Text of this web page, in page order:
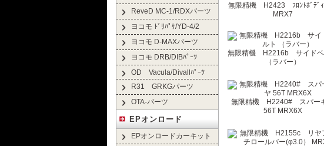
ReveD MC-1/RDXパーツ
ヨコモ ﾄﾞﾘﾊﾟｹ/YD-4/2
ヨコモ D-MAXパーツ
ヨコモ DRB/DIBﾊﾟｰﾂ
OD Vacula/Divallﾊﾟｰﾂ
R31 GRKGパーツ
OTA-パーツ
EPオンロード
EPオンロードカーキット
無限精機 H2423 ﾌﾛﾝﾄﾎﾞﾃﾞｨ
MRX7
無限精機 H2216b サイドベ
（ラバー）
無限精機 H2240# スパー
56T MRX6X